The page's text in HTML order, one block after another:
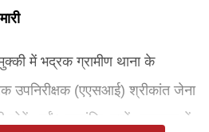
में भद्रक ग्रामीण थाना के
उपनिरीक्षक (एएसआई) श्रीकांत जेना
चोटें आईं। हालांकि, उन्हें अस्पताल में